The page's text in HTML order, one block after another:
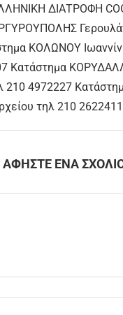
ΔΙΑΤΡΟΦΗ
ΚΟΛΩΝΟΥ
Κατάστημα
4972227
τηλ 210 2622411
ΑΦΗΣΤΕ ΕΝΑ